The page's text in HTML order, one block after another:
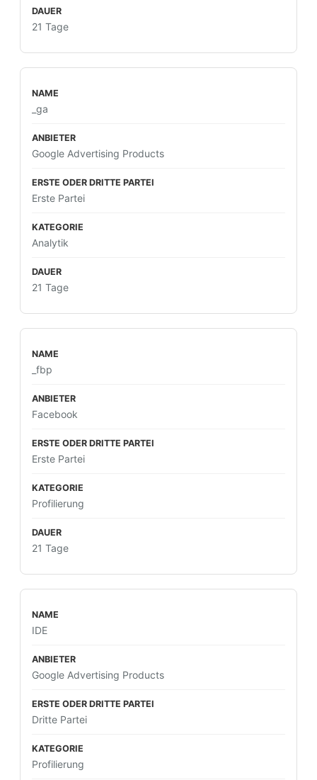
21 Tage
_ga
Google Advertising Products
Erste Partei
Analytik
21 Tage
_fbp
Facebook
Erste Partei
Profilierung
21 Tage
IDE
Google Advertising Products
Dritte Partei
Profilierung